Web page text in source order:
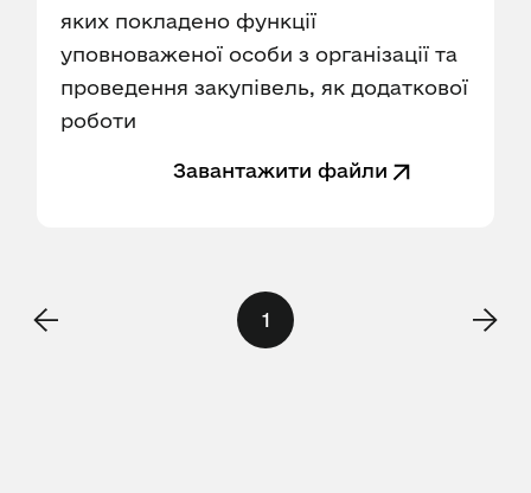
яких покладено функції
уповноваженої особи з організації та
проведення закупівель, як додаткової
роботи
Завантажити файли
1